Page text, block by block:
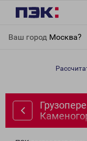
Ваш город Москва?
в Бийск